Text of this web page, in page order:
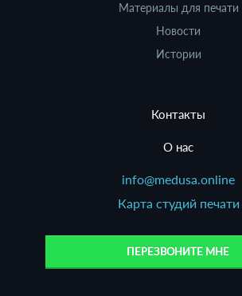
Материалы для печати
Новости
Истории
Контакты
О нас
info@medusa.online
Карта студий печати
ПЕРЕЗВОНИТЕ МНЕ